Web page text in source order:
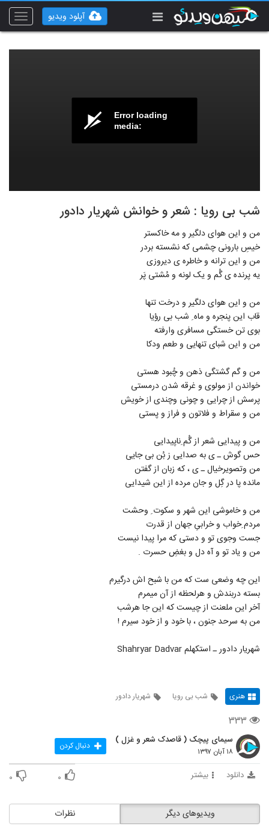
Toggle
آپلود ویدیو
Error loading
media:
شب بی رویا : شعر و خوانش شهریار دادور
من و این هوای دلگیر و مه خاکستر
خیسِ بارونی چشمی که نشسته بردر
من و این ترانه و خاطره ی دیروزی
یه پرنده ی گُم و یک لونه و مُشتی پَر
من و این هوای دلگیر و درخت تنها
قاب این پنجره و ماه ِ شب بی رؤیا
بوی تن خستگی مسافری وارفته
من و این شبای تنهایی و طعم ودکا
من و گم گشتگی ذهن و چُبود هستی
خواندن از مولوی و غرقه شدن درمستی
پرسش از چرایی و چونی وچندی از خویش
من و سقراط و فلاتون و فراز و پستی
من و پیدایی شعر از گُم ِناپیدایی
حس گوش ـ ی به صدایی ز بُن بی جایی
من وتصویرخیال ـ ی ، که زبان از گفتن
مانده پا در گِل و جان مرده از این شیدایی
من و خاموشی این شهر و سکوت ِ وحشت
مردم ِخواب و خرابیِ جهان از قدرت
جست وجوی تو و دستی که مرا پیدا نیست
من و یاد تو و آه دل و بغضِ حسرت .
این چه وضعی ست که من با شبح اش درگیرم
بسته دربندش و هرلحظه از آن میمرم
آخر این ملعنت از چیست که این جا هرشب
من به سرحد جنون ، با خود و از خود سیرم !
شهریار دادور ـ استکهلم Shahryar Dadvar
هنری شب بی رویا شهریار دادور
۳۳۳
سیمای پیچک ( قاصدک شعر و غزل )
۱۸ آبان ۱۳۹۷ دنبال کردن
دانلود بیشتر ۰ ۰
نظرات ویدیوهای دیگر